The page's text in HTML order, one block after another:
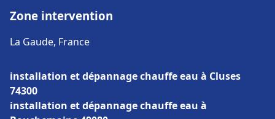
Zone intervention
La Gaude, France
installation et dépannage chauffe eau à Cluses
74300
installation et dépannage chauffe eau à